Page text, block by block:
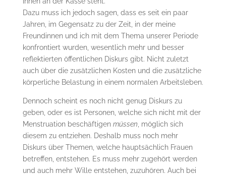
Dazu muss ich jedoch sagen, dass es seit ein paar
Jahren, im Gegensatz zu der Zeit, in der meine
Freundinnen und ich mit dem Thema unserer Periode
konfrontiert wurden, wesentlich mehr und besser
reflektierten öffentlichen Diskurs gibt. Nicht zuletzt
auch über die zusätzlichen Kosten und die zusätzliche
körperliche Belastung in einem normalen Arbeitsleben.
Dennoch scheint es noch nicht genug Diskurs zu
geben, oder es ist Personen, welche sich nicht mit der
Menstruation beschäftigen müssen , möglich sich
diesem zu entziehen. Deshalb muss noch mehr
Diskurs über Themen, welche hauptsächlich Frauen
betreffen, entstehen. Es muss mehr zugehört werden
und auch mehr Wille entstehen, zuzuhören. Auch bei